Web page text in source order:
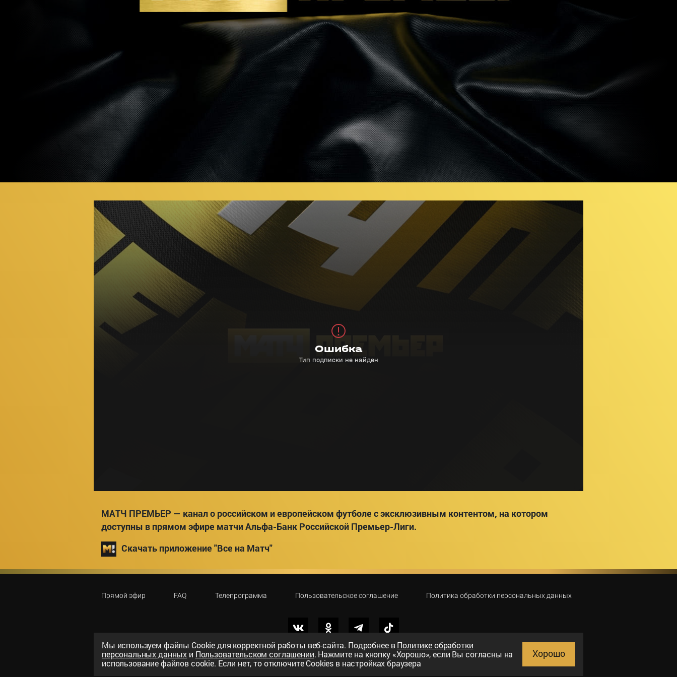
МАТЧ ПРЕМЬЕР — канал о российском и европейском футболе с эксклюзивным контентом, на котором
доступны в прямом эфире матчи Альфа-Банк Российской Премьер-Лиги.
Скачать приложение "Все на Матч"
Прямой эфир FAQ Телепрограмма Пользовательское соглашение Политика обработки персональных данных
©2026«ООО «Национальный спортивный телеканал» Поиск
Мы используем файлы Сookie для корректной работы веб-сайта. Подробнее вПолитике обработки
персональных данных и Пользовательском соглашении. Нажмите на кнопку «Хорошо», если Вы согласны на
использование файлов cookie. Если нет, то отключите Cookies в настройках браузера
Хорошо